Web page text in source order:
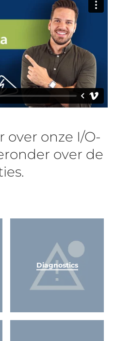
over onze I/O-
over de
Diagnostics